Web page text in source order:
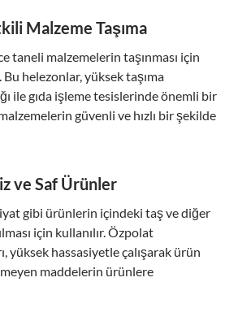
Malzeme Taşıma
taneli malzemelerin taşınması için
helezonlar, yüksek taşıma
ile gıda işleme tesislerinde önemli bir
güvenli ve hızlı bir şekilde
ve Saf Ürünler
gibi ürünlerin içindeki taş ve diğer
için kullanılır. Özpolat
yüksek hassasiyetle çalışarak ürün
maddelerin ürünlere